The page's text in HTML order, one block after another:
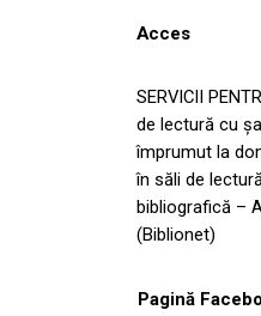
Acces
SERVICII
de lectură cu
împrumut la
în săli de
bibliografică –
(Biblionet)
Pagină